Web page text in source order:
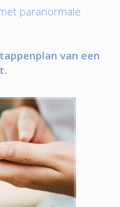
paranormale
van een